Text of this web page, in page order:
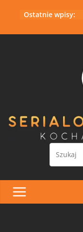
Ostatnie wpisy: